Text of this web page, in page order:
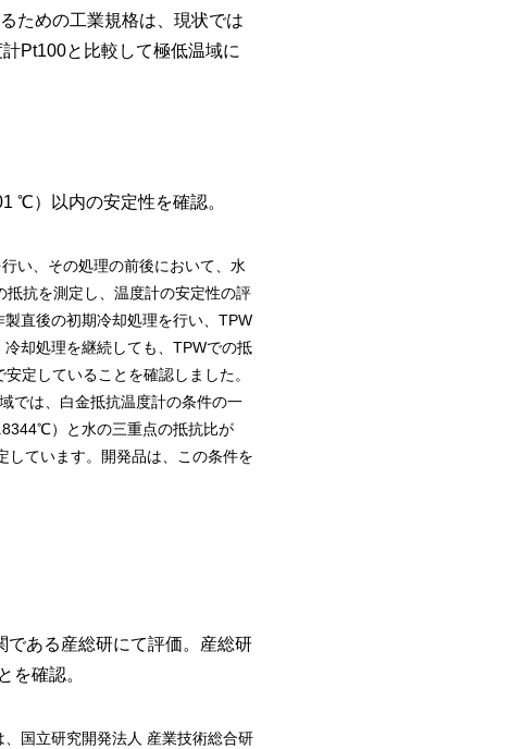
ための工業規格は、現状では
Pt100と比較して極低温域に
℃）以内の安定性を確認。
い、その処理の前後において、水
抗を測定し、温度計の安定性の評
直後の初期冷却処理を行い、TPW
却処理を継続しても、TPWでの抵
定していることを確認しました。
は、白金抵抗温度計の条件の一
）と水の三重点の抵抗比が
しています。開発品は、この条件を
である産総研にて評価。産総研
を確認。
国立研究開発法人 産業技術総合研